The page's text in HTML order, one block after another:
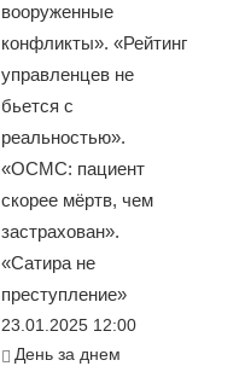
вооруженные
конфликты». «Рейтинг
управленцев не
бьется с
реальностью».
«ОСМС: пациент
скорее мёртв, чем
застрахован».
«Сатира не
преступление»
23.01.2025 12:00
День за днем